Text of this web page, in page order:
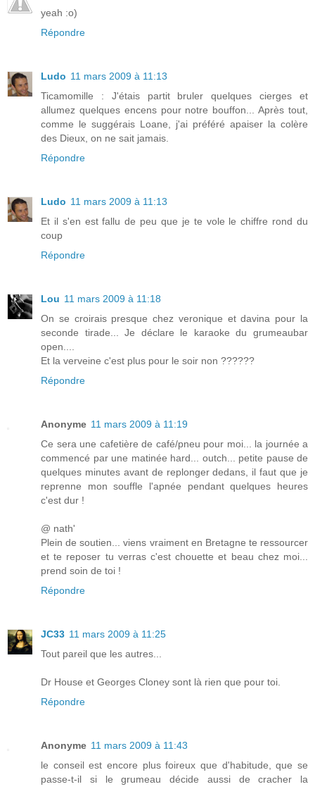
yeah :o)
Répondre
Ludo 11 mars 2009 à 11:13
Ticamomille : J'étais partit bruler quelques cierges et
allumez quelques encens pour notre bouffon... Après tout,
comme le suggérais Loane, j'ai préféré apaiser la colère
des Dieux, on ne sait jamais.
Répondre
Ludo 11 mars 2009 à 11:13
Et il s'en est fallu de peu que je te vole le chiffre rond du
coup
Répondre
Lou 11 mars 2009 à 11:18
On se croirais presque chez veronique et davina pour la
seconde tirade... Je déclare le karaoke du grumeaubar
open....
Et la verveine c'est plus pour le soir non ??????
Répondre
Anonyme 11 mars 2009 à 11:19
Ce sera une cafetière de café/pneu pour moi... la journée a
commencé par une matinée hard... outch... petite pause de
quelques minutes avant de replonger dedans, il faut que je
reprenne mon souffle l'apnée pendant quelques heures
c'est dur !
@ nath'
Plein de soutien... viens vraiment en Bretagne te ressourcer
et te reposer tu verras c'est chouette et beau chez moi...
prend soin de toi !
Répondre
JC33 11 mars 2009 à 11:25
Tout pareil que les autres...
Dr House et Georges Cloney sont là rien que pour toi.
Répondre
Anonyme 11 mars 2009 à 11:43
le conseil est encore plus foireux que d'habitude, que se
passe-t-il si le grumeau décide aussi de cracher la